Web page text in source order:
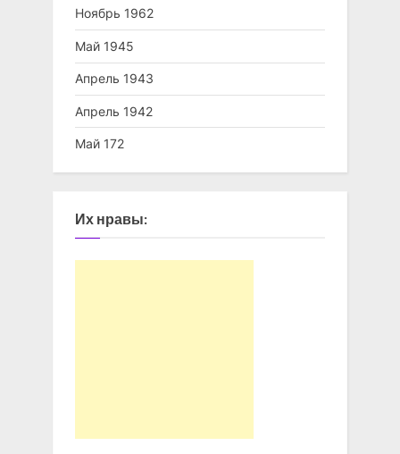
Ноябрь 1962
Май 1945
Апрель 1943
Апрель 1942
Май 172
Их нравы: